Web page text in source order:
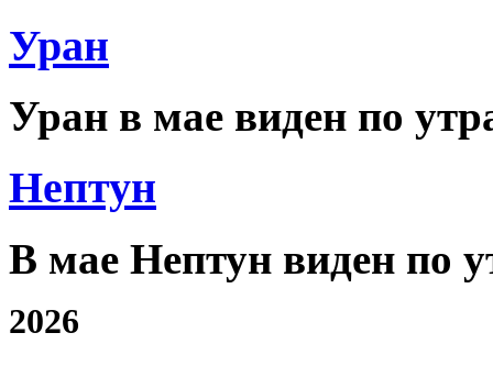
Уран
Уран в мае виден по
Нептун
В мае Нептун виден по
2026